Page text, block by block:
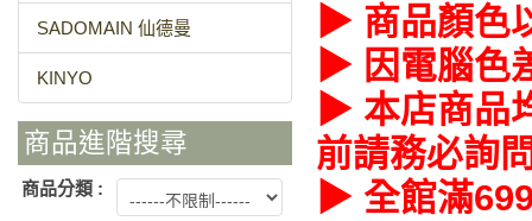
SADOMAIN 仙德曼
KINYO
商品進階搜尋
商品分類 :
▶ 商品顏色
▶ 因電腦色
▶ 本店商品
前請務必詢
▶ 全館滿